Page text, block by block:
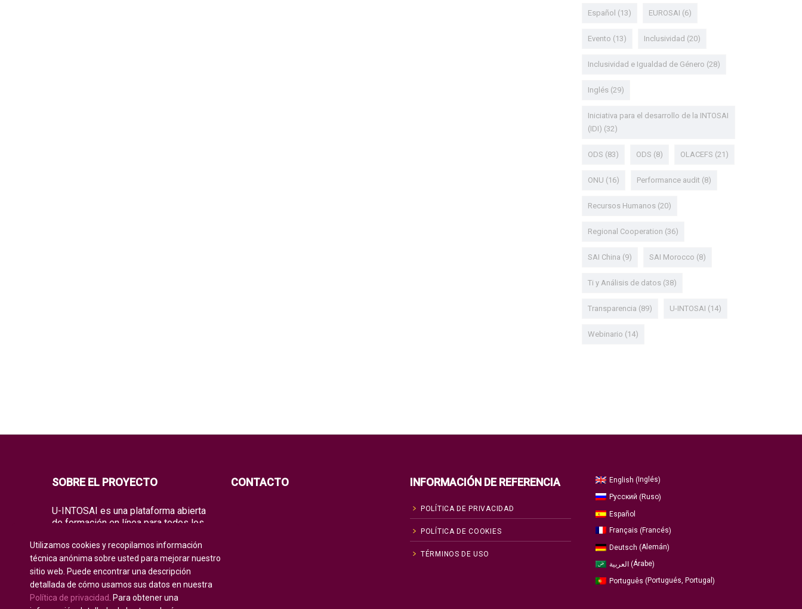
Español (13) EUROSAI (6)
Evento (13) Inclusividad (20)
Inclusividad e Igualdad de Género (28)
Inglés(29)
Iniciativa para el desarrollo de la INTOSAI
(IDI) (32)
ODS (83) ODS (8) OLACEFS (21)
ONU (16) Performance audit (8)
Recursos Humanos(20)
Regional Cooperation (36)
SAI China (9) SAI Morocco (8)
Ti y Análisis de datos(38)
Transparencia (89) U-INTOSAI (14)
Webinario (14)
SOBRE EL PROYECTO
U-INTOSAI es una plataforma abierta
de formación en línea para todos los
como un espacio único para el
intercambio de experiencias y
conocimientos de vanguardia.
La Universidad ofrece a toda la
comunidad global de auditoría tanto
CONTACTO INFORMACIÓN DE REFERENCIA
POLÍTICA DE PRIVACIDAD
POLÍTICA DE COOKIES
TÉRMINOS DE USO
English (Inglés)
Русский (Ruso)
Español
Français (Francés)
Deutsch (Alemán)
العربية (Árabe)
Português (Portugués, Portugal )
Utilizamos cookies y recopilamos información
técnica anónima sobre usted para mejorar nuestro
sitio web. Puede encontrar una descripción
detallada de cómo usamos sus datos en nuestra
Política de privacidad
. Para obtener una